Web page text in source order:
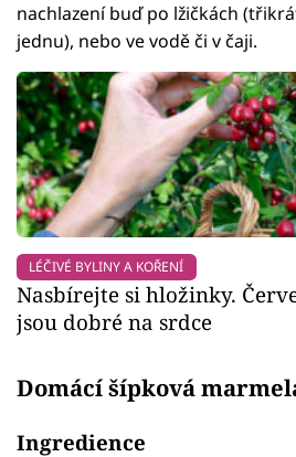
nachlazení buď po lžičkách
jednu), nebo ve vodě či v čaji.
LÉČIVÉ BYLINY A KOŘENÍ
Nasbírejte si hložinky.
jsou dobré na srdce
Domácí šípková
Ingredience